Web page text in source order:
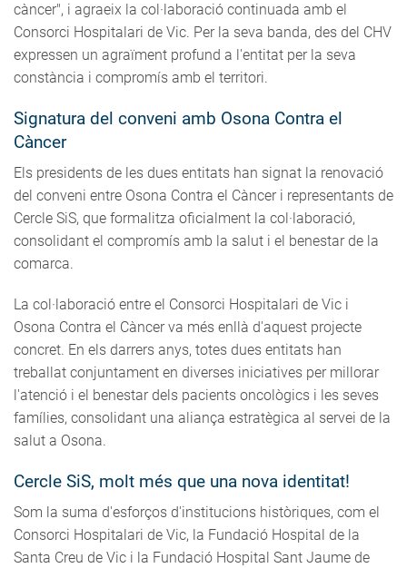
càncer", i agraeix la col·laboració continuada amb el
Consorci Hospitalari de Vic. Per la seva banda, des del CHV
expressen un agraïment profund a l'entitat per la seva
constància i compromís amb el territori.
Signatura del conveni amb Osona Contra el
Càncer
Els presidents de les dues entitats han signat la renovació
del conveni entre Osona Contra el Càncer i representants de
Cercle SiS, que formalitza oficialment la col·laboració,
consolidant el compromís amb la salut i el benestar de la
comarca.
La col·laboració entre el Consorci Hospitalari de Vic i
Osona Contra el Càncer va més enllà d'aquest projecte
concret. En els darrers anys, totes dues entitats han
treballat conjuntament en diverses iniciatives per millorar
l'atenció i el benestar dels pacients oncològics i les seves
famílies, consolidant una aliança estratègica al servei de la
salut a Osona.
Cercle SiS, molt més que una nova identitat!
Som la suma d'esforços d'institucions històriques, com el
Consorci Hospitalari de Vic, la Fundació Hospital de la
Santa Creu de Vic i la Fundació Hospital Sant Jaume de